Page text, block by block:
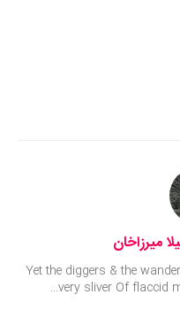
میرزاخان
Yet the diggers & the
very sliver Of flaccid